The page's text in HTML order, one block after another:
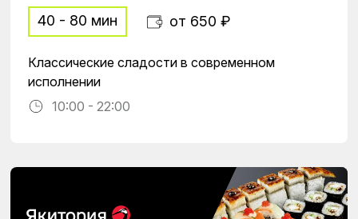
40 - 80 мин от 650 ₽
Классические сладости в современном
исполнении
10:00 - 22:00